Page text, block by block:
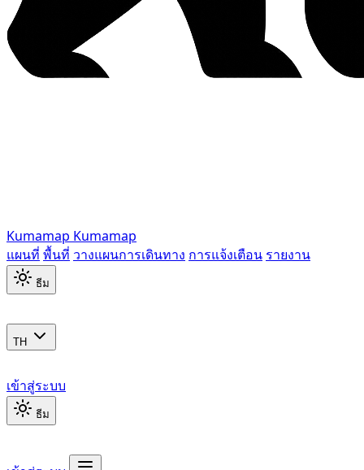
Kumamap Kumamap
แผนที่ พื้นที่ วางแผนการเดินทาง การแจ้งเตือน รายงาน
ธีม
TH
เข้าสู่ระบบ
ธีม